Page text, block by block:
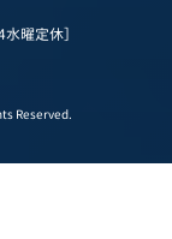
曜定休］
Reserved.